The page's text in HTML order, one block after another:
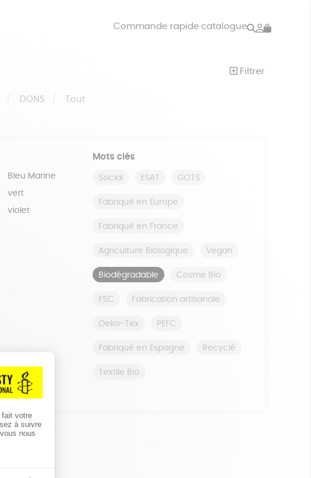
Commande rapide catalogue Rechercher
Mon
Filtrer
DONS Tout
Bleu Marine
vert
violet
Mots clés
Social ESAT GOTS
Fabriqué en Europe
Fabriqué en France
Agriculture Biologique Vegan
Biodégradable Cosme Bio
FSC Fabrication artisanale
Oeko-Tex PEFC
Fabriqué en Espagne Recyclé
Textile Bio